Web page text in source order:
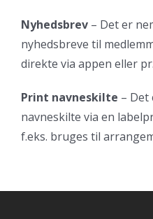
Nyhedsbrev – Det er
nyhedsbreve til
direkte via appen eller
Print navneskilte –
navneskilte via en
f.eks. bruges til